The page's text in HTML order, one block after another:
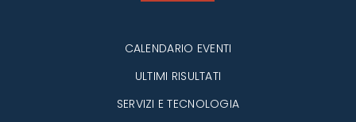
CALENDARIO EVENTI
ULTIMI RISULTATI
SERVIZI E TECNOLOGIA